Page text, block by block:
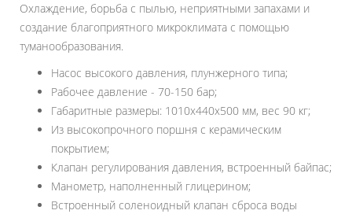
Охлаждение, борьба с пылью, неприятными запахами и
создание благоприятного микроклимата с помощью
туманообразования.
Насос высокого давления, плунжерного типа;
Рабочее давление - 70-150 бар;
Габаритные размеры: 1010х440х500 мм, вес 90 кг;
Из высокопрочного поршня с керамическим
покрытием;
Клапан регулирования давления, встроенный байпас;
Манометр, наполненный глицерином;
Встроенный соленоидный клапан сброса воды